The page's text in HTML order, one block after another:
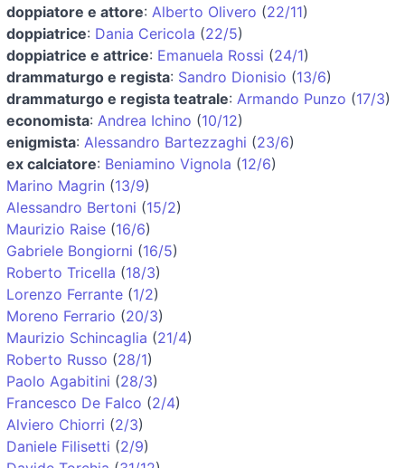
doppiatore e attore: Alberto Olivero (22/11)
doppiatrice: Dania Cericola (22/5)
doppiatrice e attrice: Emanuela Rossi (24/1)
drammaturgo e regista: Sandro Dionisio (13/6)
drammaturgo e regista teatrale: Armando Punzo (17/3)
economista: Andrea Ichino (10/12)
enigmista: Alessandro Bartezzaghi (23/6)
ex calciatore: Beniamino Vignola (12/6)
Marino Magrin (13/9)
Alessandro Bertoni (15/2)
Maurizio Raise (16/6)
Gabriele Bongiorni (16/5)
Roberto Tricella (18/3)
Lorenzo Ferrante (1/2)
Moreno Ferrario (20/3)
Maurizio Schincaglia (21/4)
Roberto Russo (28/1)
Paolo Agabitini (28/3)
Francesco De Falco (2/4)
Alviero Chiorri (2/3)
Daniele Filisetti (2/9)